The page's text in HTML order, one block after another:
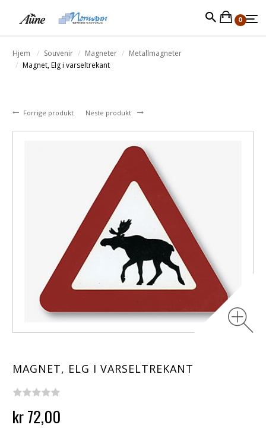
0
Hjem Souvenir Magneter
Metallmagneter
Magnet, Elg i varseltrekant
Forrige produkt Neste produkt
MAGNET, ELG I VARSELTREKANT
kr 72,00